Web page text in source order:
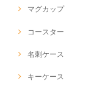
マグカップ
コースター
名刺ケース
キーケース